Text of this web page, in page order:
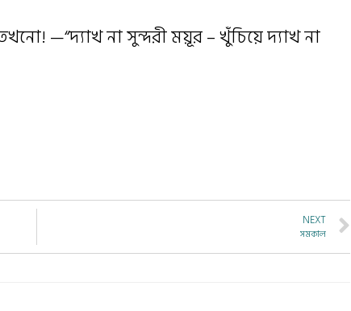
—“দ্যাখ না সুন্দরী ময়ূর – খুঁচিয়ে দ্যাখ না
NEXT
সমকাল